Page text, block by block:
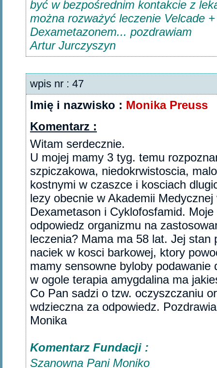
być w bezpośrednim kontakcie z
można rozważyć leczenie Velcade
Dexametazonem... pozdrawiam
Artur Jurczyszyn
wpis nr : 47
Imię i nazwisko : Monika Preuss
Komentarz :
Witam serdecznie.
U mojej mamy 3 tyg. temu
szpiczakowa, niedokrwistoscia,
kostnymi w czaszce i kosciach
lezy obecnie w Akademii
Dexametason i Cyklofosfamid.
odpowiedz organizmu na
leczenia? Mama ma 58 lat. Jej
naciek w kosci barkowej, ktory
mamy sensowne byloby
w ogole terapia amygdalina ma
Co Pan sadzi o tzw. oczyszczaniu
wdzieczna za odpowiedz.
Monika‎
Komentarz Fundacji :
Szanowna Pani Moniko